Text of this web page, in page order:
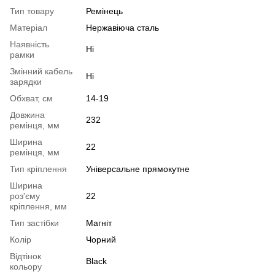
Тип товару
Ремінець
Матеріал
Нержавіюча сталь
Наявність
рамки
Ні
Змінний кабель
зарядки
Ні
Обхват, см
14-19
Довжина
ремінця, мм
232
Ширина
ремінця, мм
22
Тип кріплення
Універсальне прямокутне
Ширина
роз'єму
кріплення, мм
22
Тип застібки
Магніт
Колір
Чорний
Відтінок
кольору
Black